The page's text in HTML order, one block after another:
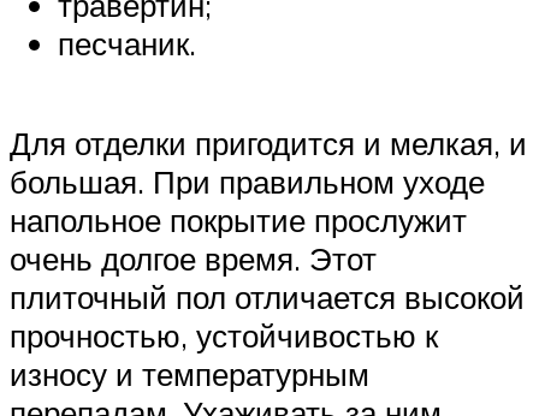
песчаник.
Для отделки пригодится и мелкая, и
большая. При правильном уходе
напольное покрытие прослужит
очень долгое время. Этот
плиточный пол отличается высокой
прочностью, устойчивостью к
износу и температурным